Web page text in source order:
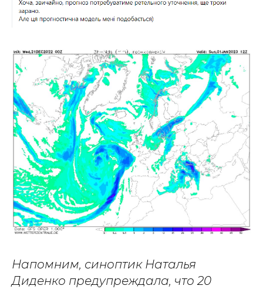
Напомним, синоптик Наталья
Диденко предупреждала, что 20